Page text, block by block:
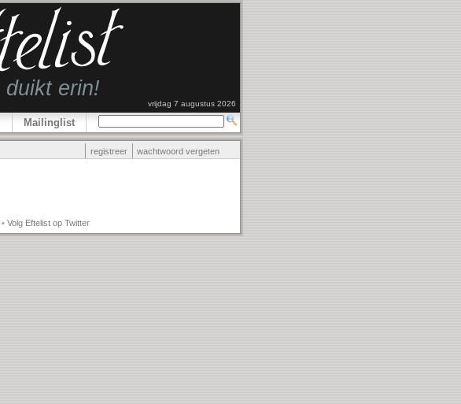
vrijdag 7 augustus 2026
Mailinglist
registreer wachtwoord vergeten
• Volg Eftelist op Twitter